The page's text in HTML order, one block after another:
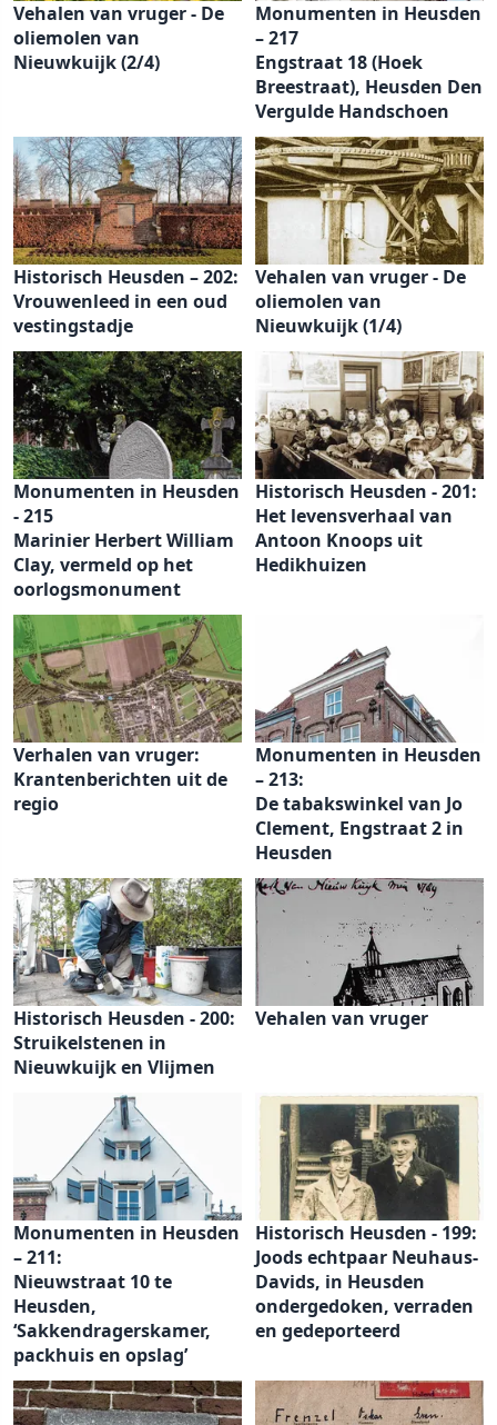
Vehalen van vruger - De
oliemolen van
Nieuwkuijk (2/4)
Monumenten in Heusden
– 217
Engstraat 18 (Hoek
Breestraat), Heusden Den
Vergulde Handschoen
Historisch Heusden – 202:
Vrouwenleed in een oud
vestingstadje
Vehalen van vruger - De
oliemolen van
Nieuwkuijk (1/4)
Monumenten in Heusden
- 215
Marinier Herbert William
Clay, vermeld op het
oorlogsmonument
Historisch Heusden - 201:
Het levensverhaal van
Antoon Knoops uit
Hedikhuizen
Verhalen van vruger:
Krantenberichten uit de
regio
Monumenten in Heusden
– 213:
De tabakswinkel van Jo
Clement, Engstraat 2 in
Heusden
Historisch Heusden - 200:
Struikelstenen in
Nieuwkuijk en Vlijmen
Vehalen van vruger
Monumenten in Heusden
– 211:
Nieuwstraat 10 te
Heusden,
‘Sakkendragerskamer,
packhuis en opslag’
Historisch Heusden - 199:
Joods echtpaar Neuhaus-
Davids, in Heusden
ondergedoken, verraden
en gedeporteerd